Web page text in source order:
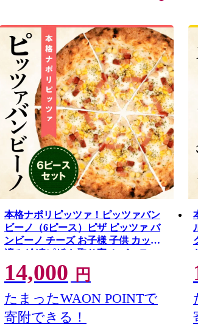
本格ナポリピッツァ！ピッツァバン
ビーノ（6ピース）ピザ ピッツァ バ
ンビーノ チーズ お子様 子供 カット
済み 冷凍ピザ お取り寄せ パーティー
お祝い 記念日
14,000 円
たまったWAON POINTで
寄附できる！